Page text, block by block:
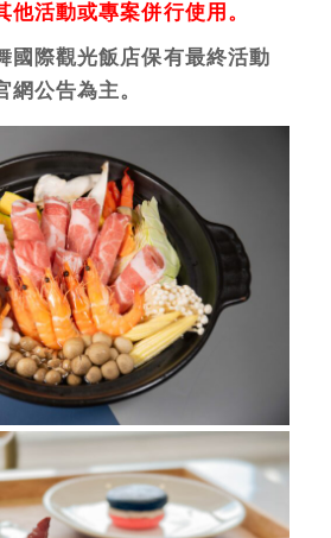
他活動或專案併行使用。
國際觀光飯店保有最終活動
公告為主。